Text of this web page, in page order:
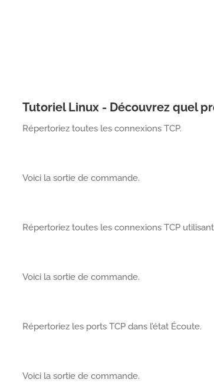
Tutoriel Linux - Découvrez quel
Répertoriez toutes les connexions TCP.
Voici la sortie de commande.
Répertoriez toutes les connexions TCP utilisant
Voici la sortie de commande.
Répertoriez les ports TCP dans l’état Écoute.
Voici la sortie de commande.